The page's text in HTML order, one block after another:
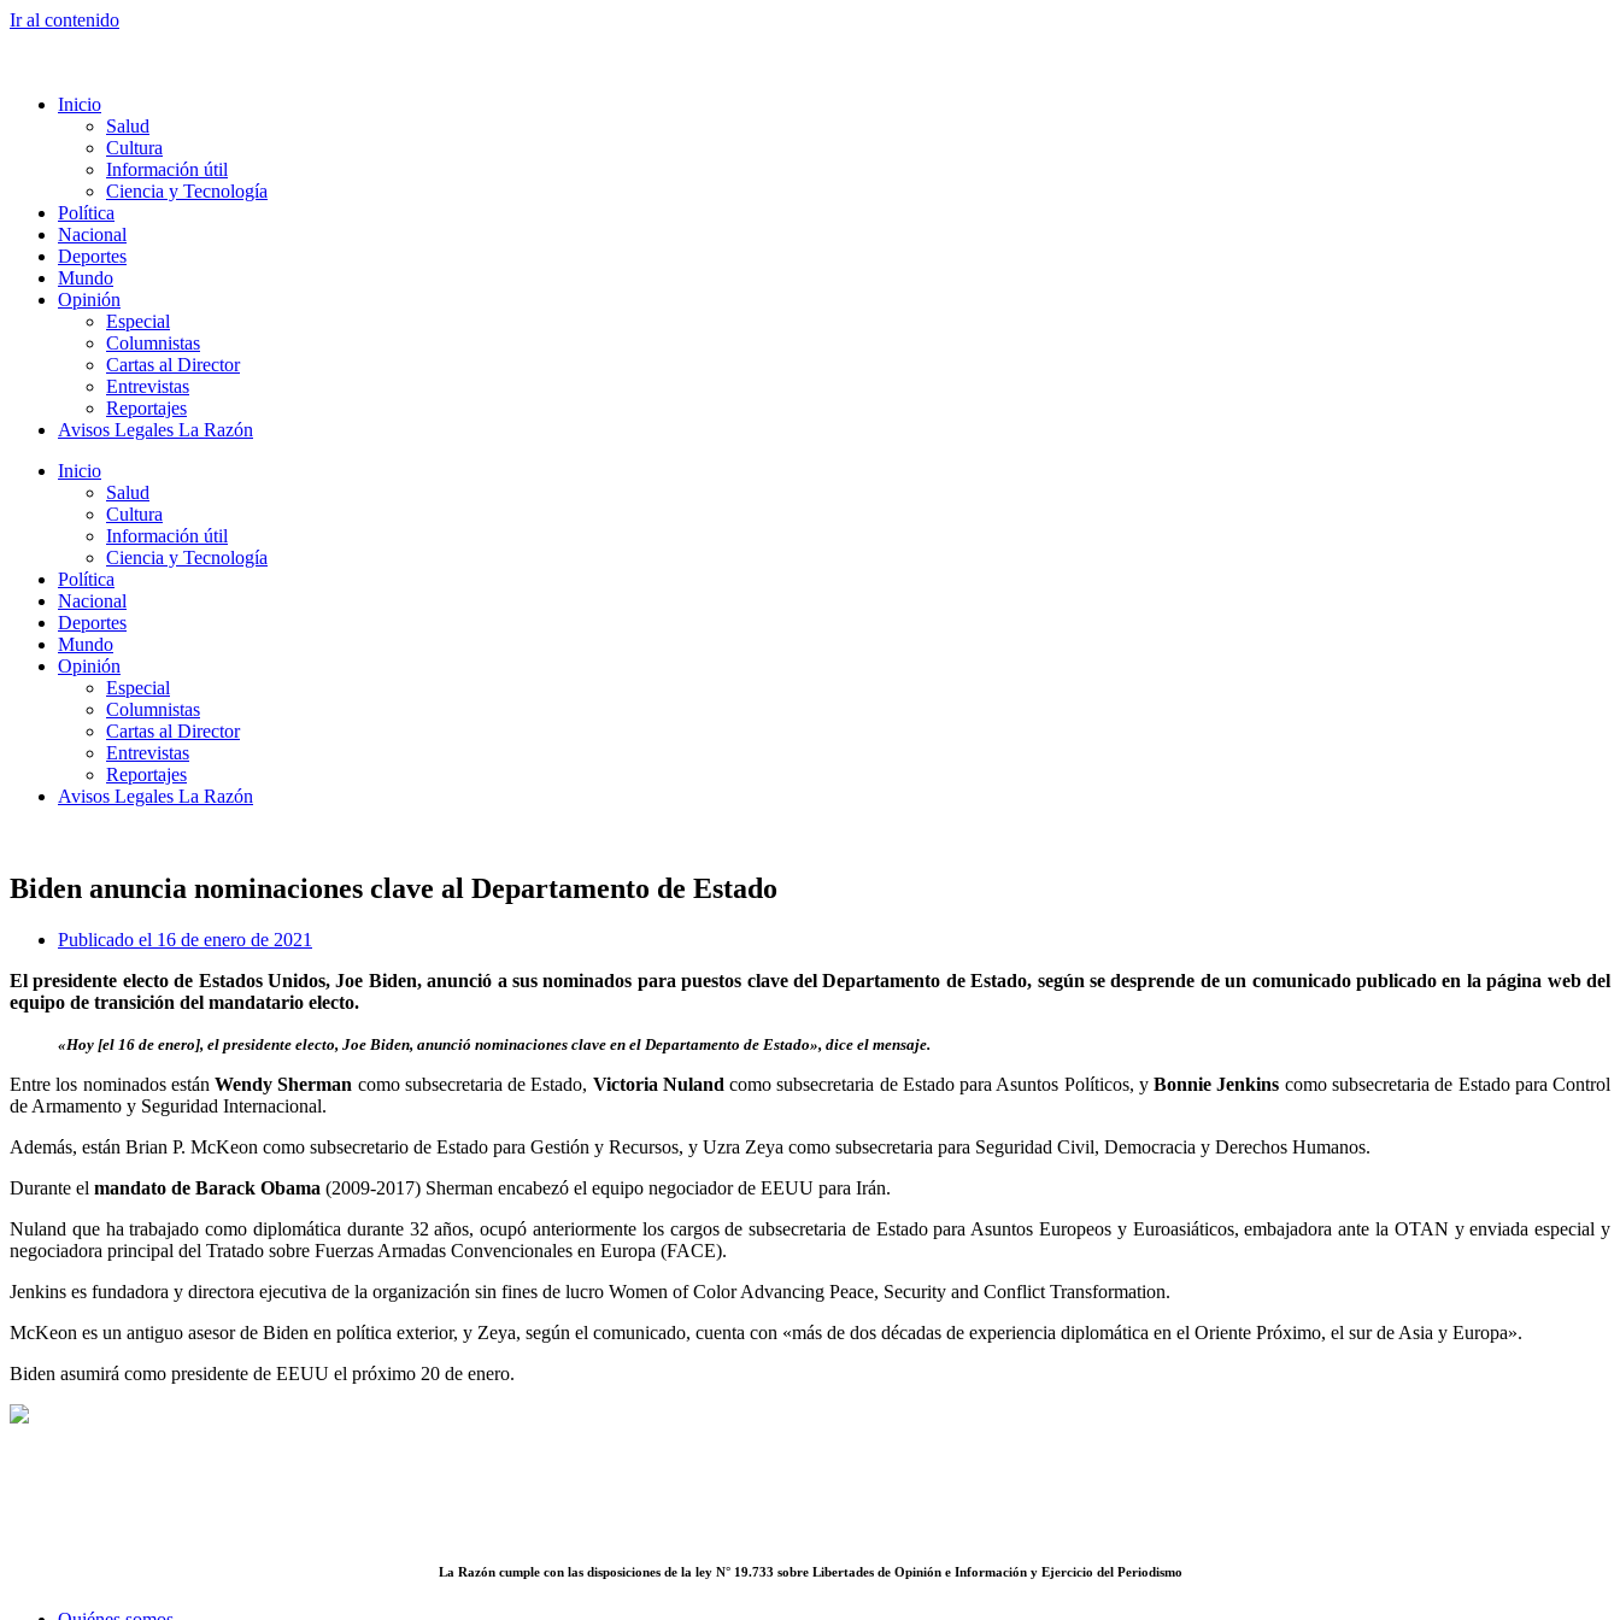
Ir al contenido
Inicio
Salud
Cultura
Información útil
Ciencia y Tecnología
Política
Nacional
Deportes
Mundo
Opinión
Especial
Columnistas
Cartas al Director
Entrevistas
Reportajes
Avisos Legales La Razón
Inicio
Salud
Cultura
Información útil
Ciencia y Tecnología
Política
Nacional
Deportes
Mundo
Opinión
Especial
Columnistas
Cartas al Director
Entrevistas
Reportajes
Avisos Legales La Razón
Biden anuncia nominaciones clave al Departamento de Estado
Publicado el 16 de enero de 2021
El presidente electo de Estados Unidos, Joe Biden, anunció a sus nominados para puestos clave del Departamento de Estado, según se desprende de un comunicado publicado en la página web del
equipo de transición del mandatario electo.
«Hoy [el 16 de enero], el presidente electo, Joe Biden, anunció nominaciones clave en el Departamento de Estado», dice el mensaje.
Entre los nominados estánWendy Sherman como subsecretaria de Estado, Victoria Nuland como subsecretaria de Estado para Asuntos Políticos, yBonnie Jenkins como subsecretaria de Estado para Control
de Armamento y Seguridad Internacional.
Además, están Brian P. McKeon como subsecretario de Estado para Gestión y Recursos, y Uzra Zeya como subsecretaria para Seguridad Civil, Democracia y Derechos Humanos.
Durante el mandato de Barack Obama (2009-2017) Sherman encabezó el equipo negociador de EEUU para Irán.
Nuland que ha trabajado como diplomática durante 32 años, ocupó anteriormente los cargos de subsecretaria de Estado para Asuntos Europeos y Euroasiáticos, embajadora ante la OTAN y enviada especial y
negociadora principal del Tratado sobre Fuerzas Armadas Convencionales en Europa (FACE).
Jenkins es fundadora y directora ejecutiva de la organización sin fines de lucro Women of Color Advancing Peace, Security and Conflict Transformation.
McKeon es un antiguo asesor de Biden en política exterior, y Zeya, según el comunicado, cuenta con «más de dos décadas de experiencia diplomática en el Oriente Próximo, el sur de Asia y Europa».
Biden asumirá como presidente de EEUU el próximo 20 de enero.
La Razón cumple con las disposiciones de la ley N° 19.733 sobre Libertades de Opinión e Información y Ejercicio del Periodismo